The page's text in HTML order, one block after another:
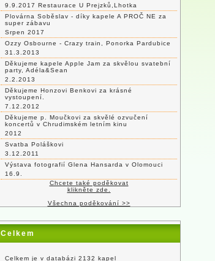
9.9.2017 Restaurace U Prejzků,Lhotka
Plovárna Soběslav - díky kapele A PROČ NE za
super zábavu
Srpen 2017
Ozzy Osbourne - Crazy train, Ponorka Pardubice
31.3.2013
Děkujeme kapele Apple Jam za skvělou svatební
party, Adéla&Sean
2.2.2013
Děkujeme Honzovi Benkovi za krásné
vystoupení.
7.12.2012
Děkujeme p. Moučkovi za skvělé ozvučení
koncertů v Chrudimském letním kinu
2012
Svatba Poláškovi
3.12.2011
Výstava fotografií Glena Hansarda v Olomouci
16.9.
Chcete také poděkovat
klikněte zde.
Všechna poděkování >>
Celkem
Celkem je v databázi 2132 kapel